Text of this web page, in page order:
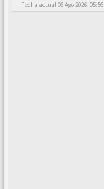
Fecha actual 06 Ago 2026, 05:56